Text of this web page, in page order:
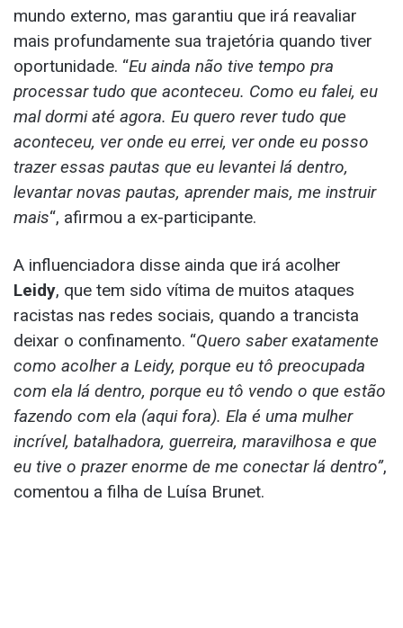
mundo externo, mas garantiu que irá reavaliar
mais profundamente sua trajetória quando tiver
oportunidade. “Eu ainda não tive tempo pra
processar tudo que aconteceu. Como eu falei, eu
mal dormi até agora. Eu quero rever tudo que
aconteceu, ver onde eu errei, ver onde eu posso
trazer essas pautas que eu levantei lá dentro,
levantar novas pautas, aprender mais, me instruir
mais“, afirmou a ex-participante.
A influenciadora disse ainda que irá acolher
Leidy, que tem sido vítima de muitos ataques
racistas nas redes sociais, quando a trancista
deixar o confinamento. “Quero saber exatamente
como acolher a Leidy, porque eu tô preocupada
com ela lá dentro, porque eu tô vendo o que estão
fazendo com ela (aqui fora). Ela é uma mulher
incrível, batalhadora, guerreira, maravilhosa e que
eu tive o prazer enorme de me conectar lá dentro”,
comentou a filha de Luísa Brunet.